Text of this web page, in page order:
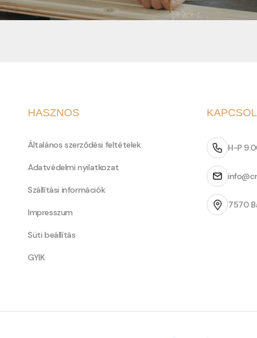
HASZNOS
Általános szerződési feltételek
Adatvédelmi nyilatkozat
Szállítási információk
Impresszum
Süti beállítás
GYIK
H-P
7570